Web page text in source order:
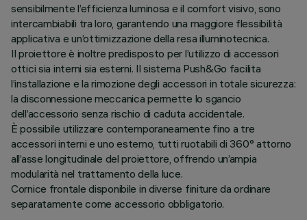
sensibilmente l’efficienza luminosa e il comfort visivo, sono
intercambiabili tra loro, garantendo una maggiore flessibilità
applicativa e un’ottimizzazione della resa illuminotecnica.
Il proiettore è inoltre predisposto per l’utilizzo di accessori
ottici sia interni sia esterni. Il sistema Push&Go facilita
l’installazione e la rimozione degli accessori in totale sicurezza:
la disconnessione meccanica permette lo sgancio
dell’accessorio senza rischio di caduta accidentale.
È possibile utilizzare contemporaneamente fino a tre
accessori interni e uno esterno, tutti ruotabili di 360° attorno
all’asse longitudinale del proiettore, offrendo un’ampia
modularità nel trattamento della luce.
Cornice frontale disponibile in diverse finiture da ordinare
separatamente come accessorio obbligatorio.